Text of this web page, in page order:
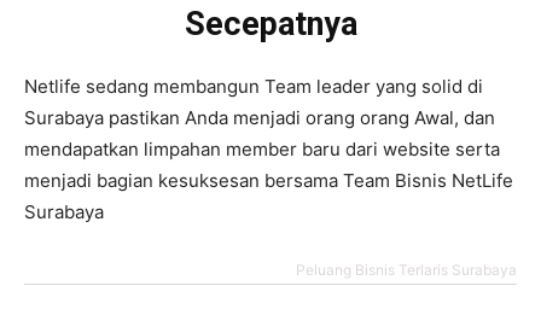
Secepatnya
Netlife sedang membangun Team leader yang solid di
Surabaya pastikan Anda menjadi orang orang Awal, dan
mendapatkan limpahan member baru dari website serta
menjadi bagian kesuksesan bersama Team Bisnis NetLife
Surabaya
Peluang Bisnis Terlaris Surabaya